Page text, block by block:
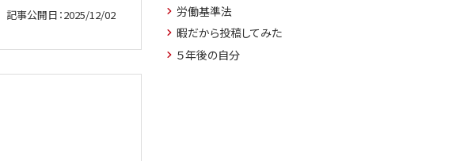
記事公開日：2025/12/02
労働基準法
暇だから投稿してみた
５年後の自分